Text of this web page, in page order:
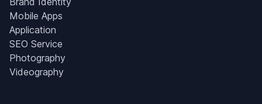
Mobile Apps
Application
SEO Service
Photography
Videography